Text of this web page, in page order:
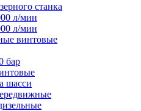
станка
л/мин
л/мин
винтовые
бар
шасси